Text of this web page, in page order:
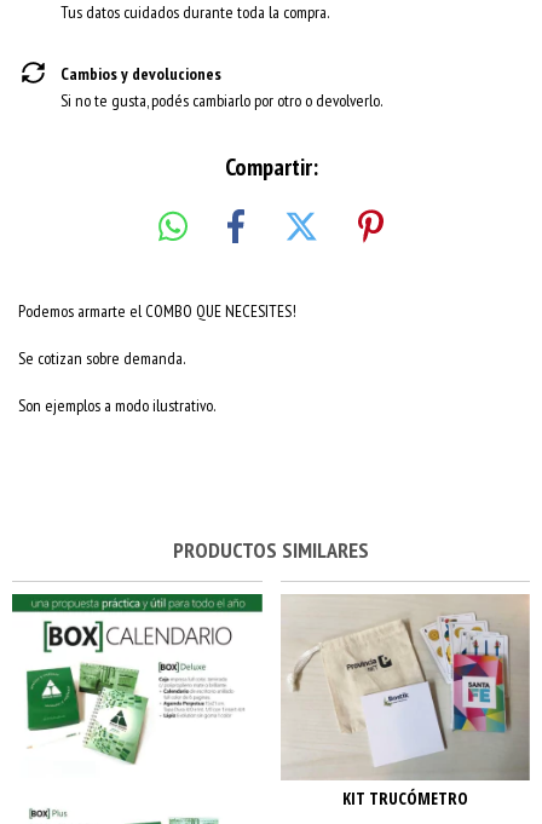
Tus datos cuidados durante toda la compra.
Cambios y devoluciones
Si no te gusta, podés cambiarlo por otro o devolverlo.
Compartir:
Podemos armarte el COMBO QUE NECESITES!
Se cotizan sobre demanda.
Son ejemplos a modo ilustrativo.
PRODUCTOS SIMILARES
KIT TRUCÓMETRO